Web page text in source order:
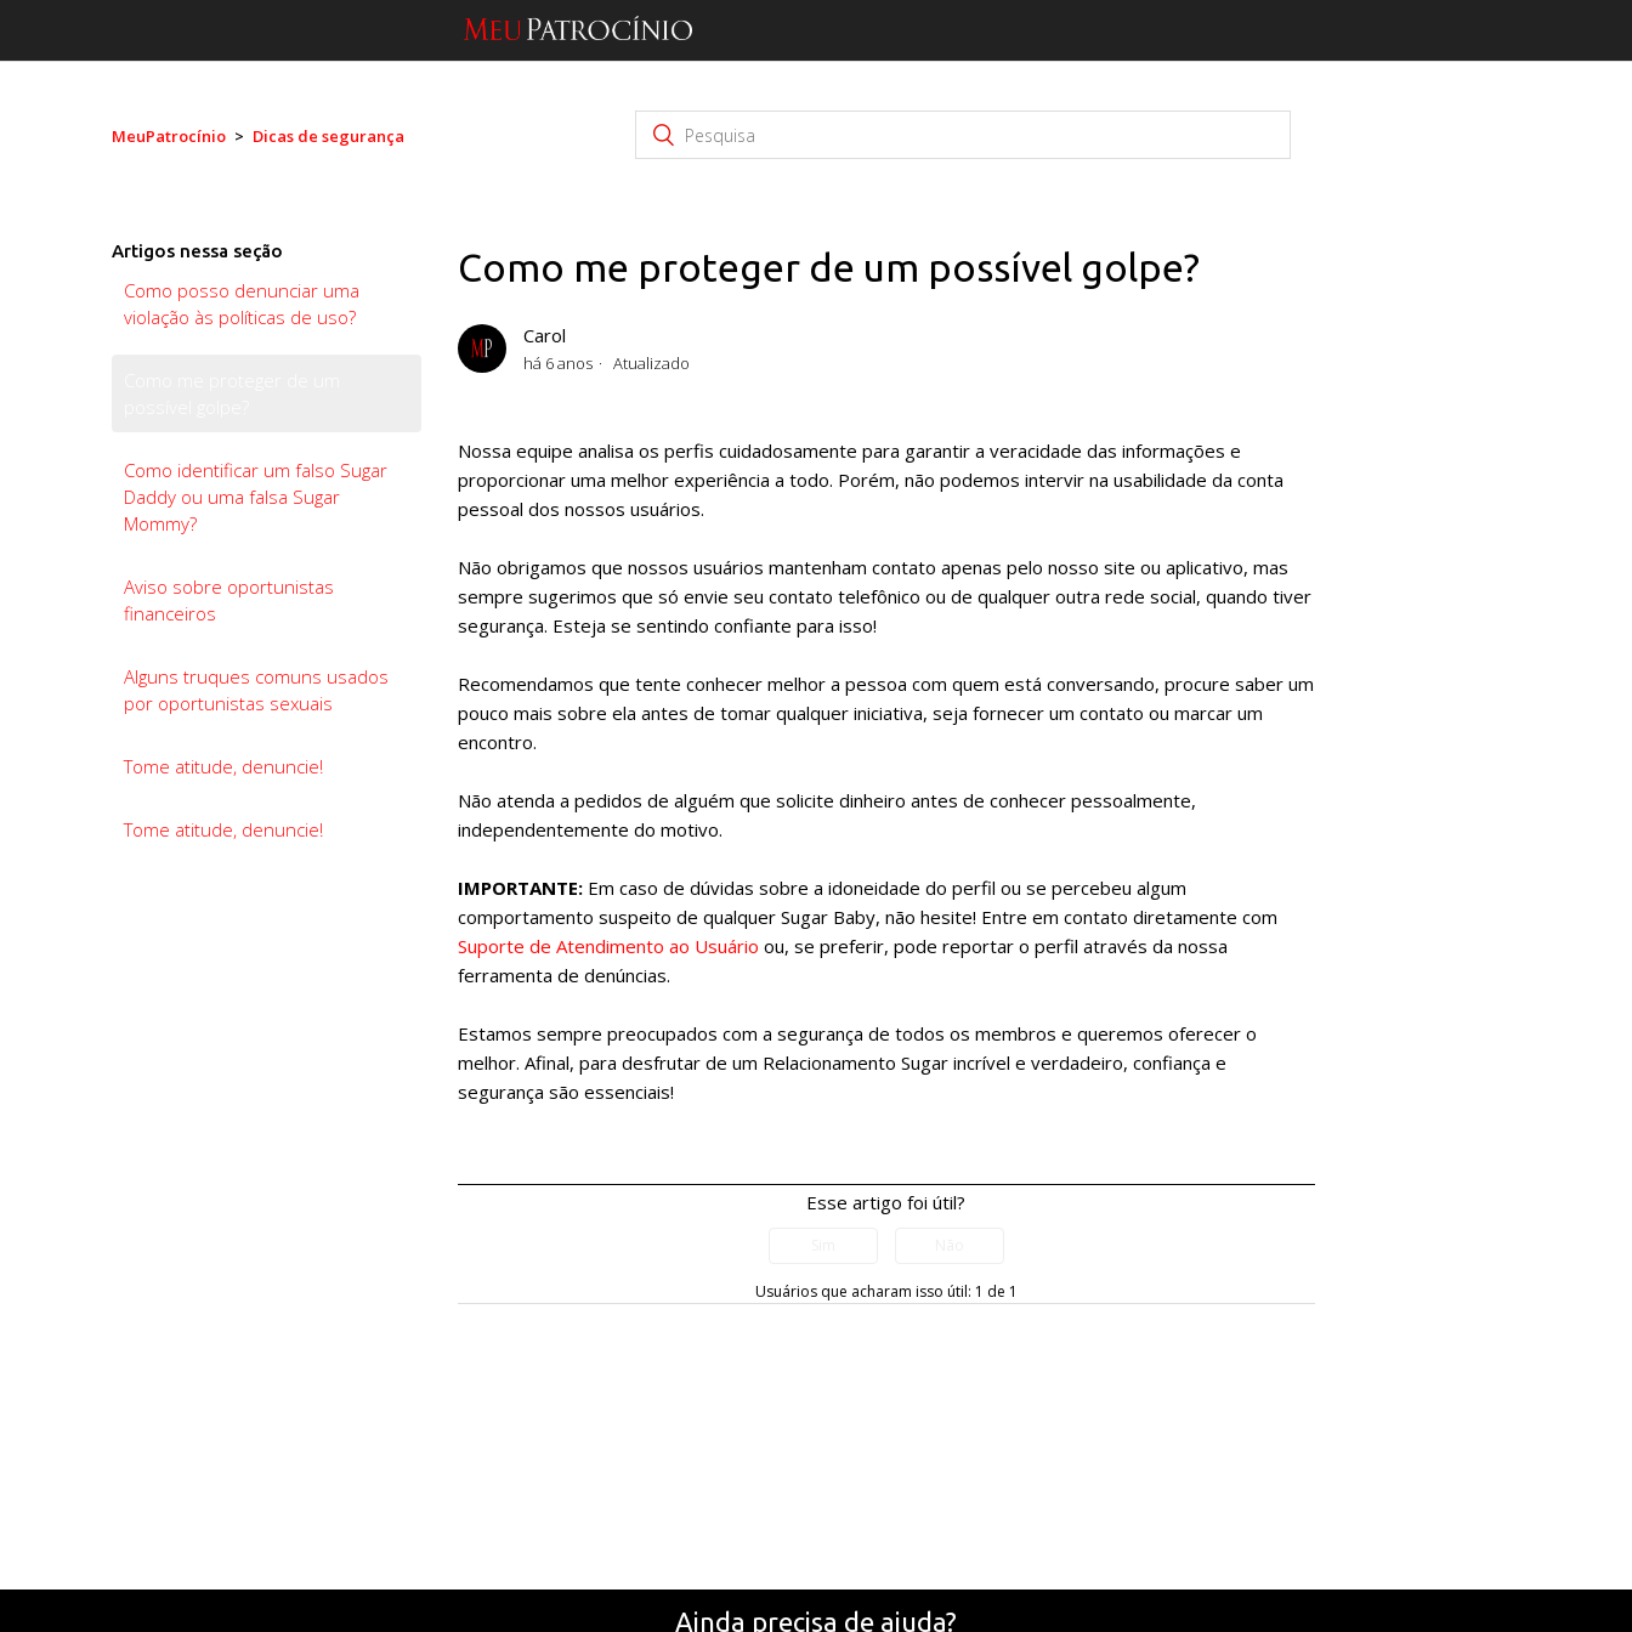
MeuPatrocínio Dicas de segurança
Artigos nessa seção
Como posso denunciar uma
violação às políticas de uso?
Como identificar um falso Sugar
Daddy ou uma falsa Sugar
Mommy?
Aviso sobre oportunistas
financeiros
Alguns truques comuns usados
por oportunistas sexuais
Tome atitude, denuncie!
Tome atitude, denuncie!
Como me proteger de um possível golpe?
Carol
há 6 anos Atualizado
Nossa equipe analisa os perfis cuidadosamente para garantir a veracidade das informações e
proporcionar uma melhor experiência a todo. Porém, não podemos intervir na usabilidade da conta
pessoal dos nossos usuários.
Não obrigamos que nossos usuários mantenham contato apenas pelo nosso site ou aplicativo, mas
sempre sugerimos que só envie seu contato telefônico ou de qualquer outra rede social, quando tiver
segurança. Esteja se sentindo confiante para isso!
Recomendamos que tente conhecer melhor a pessoa com quem está conversando, procure saber um
pouco mais sobre ela antes de tomar qualquer iniciativa, seja fornecer um contato ou marcar um
encontro.
Não atenda a pedidos de alguém que solicite dinheiro antes de conhecer pessoalmente,
independentemente do motivo.
IMPORTANTE: Em caso de dúvidas sobre a idoneidade do perfil ou se percebeu algum
comportamento suspeito de qualquer Sugar Baby, não hesite! Entre em contato diretamente com
Suporte de Atendimento ao Usuário ou, se preferir, pode reportar o perfil através da nossa
ferramenta de denúncias.
Estamos sempre preocupados com a segurança de todos os membros e queremos oferecer o
melhor. Afinal, para desfrutar de um Relacionamento Sugar incrível e verdadeiro, confiança e
segurança são essenciais!
Esse artigo foi útil?
Usuários que acharam isso útil: 1 de 1
Ainda precisa de ajuda?